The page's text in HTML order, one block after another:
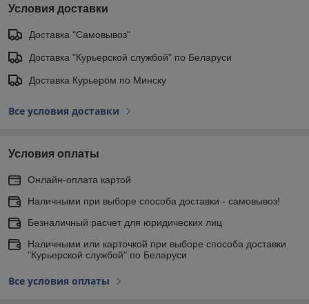
Условия доставки
Доставка "Самовывоз"
Доставка "Курьерской службой" по Беларуси
Доставка Курьером по Минску
Все условия доставки
Условия оплаты
Онлайн-оплата картой
Наличными при выборе способа доставки - самовывоз!
Безналичный расчет для юридических лиц
Наличными или карточкой при выборе способа доставки
"Курьерской службой" по Беларуси
Все условия оплаты